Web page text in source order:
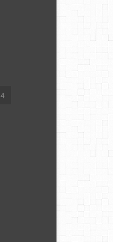
4